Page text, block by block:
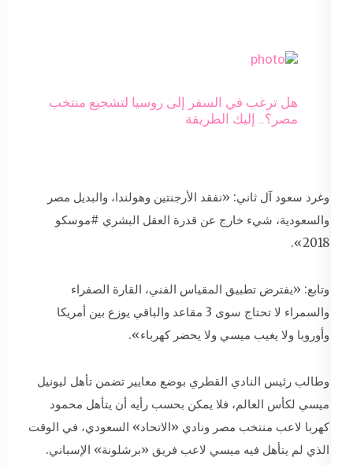
هل ترغب في السفر إلى روسيا لتشجيع منتخب
مصر؟.. إليك الطريقة
وغرد سعود آل ثاني: «نفقد الأرجنتين وهولندا، والبديل مصر
والسعودية، شيء خارج عن قدرة العقل البشري #موسكو
2018».
وتابع: «يفترض تطبيق المقياس الفني، القارة الصفراء
والسمراء لا تحتاج سوى 3 مقاعد والباقي يوزع بين أمريكا
وأوروبا ولا يغيب ميسي ولا يحضر كهرباء».
وطالب رئيس النادي القطري بوضع معايير تضمن تأهل ليونيل
ميسي لكأس العالم، فلا يمكن بحسب رأيه أن يتأهل محمود
كهربا لاعب منتخب مصر ونادي «الاتحاد» السعودي، في الوقت
الذي لم يتأهل فيه ميسي لاعب فريق «برشلونة» الإسباني.